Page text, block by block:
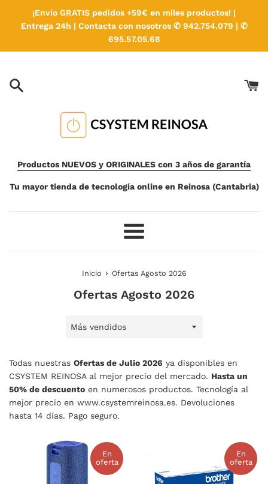
directamente
¡Envío GRATIS pedidos +59€ en miles productos! |
Entrega 24h | Contacta con nosotros ✆ 942.754.079 | ✆
695.57.05.68
Productos NUEVOS y ORIGINALES con 3 años de garantía
Tu mayor tienda de tecnología online en Reinosa (Cantabria)
Más
Inicio › Ofertas Agosto 2026
Ofertas Agosto 2026
Ordenar
Todas nuestras Ofertas de Julio 2026 ya disponibles en
CSYSTEM REINOSA al mejor precio del mercado. Hasta un
50% de descuento en numerosos productos. Tecnología al
mejor precio en www.csystemreinosa.es. Devoluciones
hasta 14 días. Pago seguro.
En
oferta
En
oferta